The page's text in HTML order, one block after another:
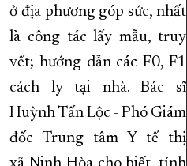
ở địa phương góp sức, nhất
là công tác lấy mẫu, truy
vết; hướng dẫn các F0, F1
cách ly tại nhà. Bác sĩ
Huỳnh Tấn Lộc - Phó Giám
đốc Trung tâm Y tế thị